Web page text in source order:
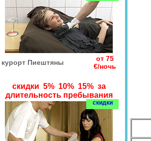
курорт Пиештяны
от 75
€/ночь
скидки 5% 10% 15% за
длительность пребывания
скидки